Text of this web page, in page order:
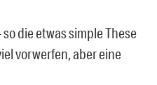
die etwas simple These
vorwerfen, aber eine